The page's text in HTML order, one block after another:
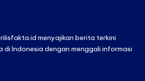
menyajikan berita terkini
di Indonesia dengan menggali informasi